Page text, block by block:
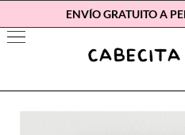
ENVÍO GRATUITO A